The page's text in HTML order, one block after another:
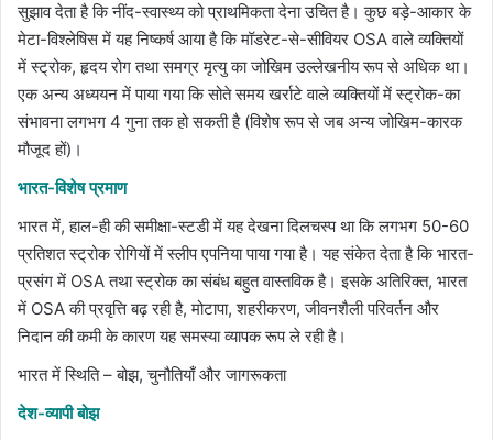
सुझाव देता है कि नींद-स्वास्थ्य को प्राथमिकता देना उचित है। कुछ बड़े-आकार के
मेटा-विश्लेषिस में यह निष्कर्ष आया है कि मॉडरेट-से-सीवियर OSA वाले व्यक्तियों
में स्ट्रोक, हृदय रोग तथा समग्र मृत्यु का जोखिम उल्लेखनीय रूप से अधिक था।
एक अन्य अध्ययन में पाया गया कि सोते समय खर्राटे वाले व्यक्तियों में स्ट्रोक-का
संभावना लगभग 4 गुना तक हो सकती है (विशेष रूप से जब अन्य जोखिम-कारक
मौजूद हों)।
भारत-विशेष प्रमाण
भारत में, हाल-ही की समीक्षा-स्टडी में यह देखना दिलचस्प था कि लगभग 50-60
प्रतिशत स्ट्रोक रोगियों में स्लीप एपनिया पाया गया है। यह संकेत देता है कि भारत-
प्रसंग में OSA तथा स्ट्रोक का संबंध बहुत वास्तविक है। इसके अतिरिक्त, भारत
में OSA की प्रवृत्ति बढ़ रही है, मोटापा, शहरीकरण, जीवनशैली परिवर्तन और
निदान की कमी के कारण यह समस्या व्यापक रूप ले रही है।
भारत में स्थिति – बोझ, चुनौतियाँ और जागरूकता
देश-व्यापी बोझ